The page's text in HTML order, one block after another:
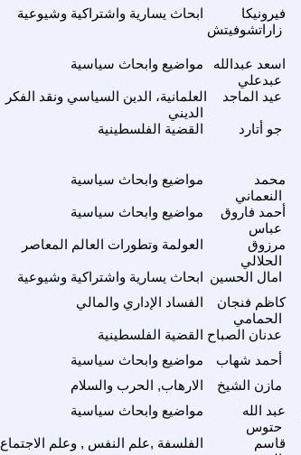
ابحاث يسارية واشتراكية وشيوعية
فيرونيكا
زاراتشوفيتش
مواضيع وابحاث سياسية
اسعد عبدالله
عبدعلي
العلمانية، الدين السياسي ونقد الفكر
الديني
عيد الماجد
القضية الفلسطينية جو أتارد
مواضيع وابحاث سياسية
محمد
النعماني
مواضيع وابحاث سياسية
أحمد فاروق
عباس
العولمة وتطورات العالم المعاصر
مرزوق
الحلالي
ابحاث يسارية واشتراكية وشيوعية امال الحسين
الفساد الإداري والمالي
كاظم فنجان
الحمامي
القضية الفلسطينية عدنان الصباح
مواضيع وابحاث سياسية
أحمد شهاب
الارهاب, الحرب والسلام
مازن الشيخ
مواضيع وابحاث سياسية
عبد الله
حتوس
الفلسفة ,علم النفس , وعلم الاجتماع
قاسم